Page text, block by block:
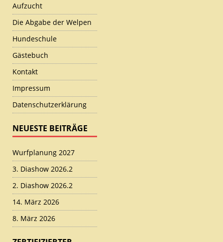
Aufzucht
Die Abgabe der Welpen
Hundeschule
Gästebuch
Kontakt
Impressum
Datenschutzerklärung
NEUESTE BEITRÄGE
Wurfplanung 2027
3. Diashow 2026.2
2. Diashow 2026.2
14. März 2026
8. März 2026